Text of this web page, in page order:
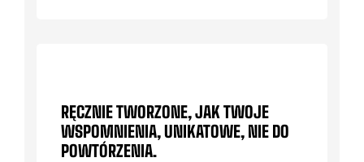
RĘCZNIE TWORZONE, JAK TWOJE
WSPOMNIENIA, UNIKATOWE, NIE DO
POWTÓRZENIA.